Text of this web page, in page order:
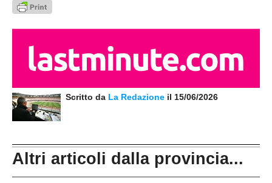
Scritto da La Redazione il 15/06/2026
Altri articoli dalla provincia...